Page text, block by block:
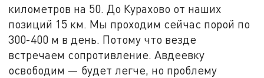
километров на 50. До Курахово от наших
позиций 15 км. Мы проходим сейчас порой по
300-400 м в день. Потому что везде
встречаем сопротивление. Авдеевку
освободим — будет легче, но проблему